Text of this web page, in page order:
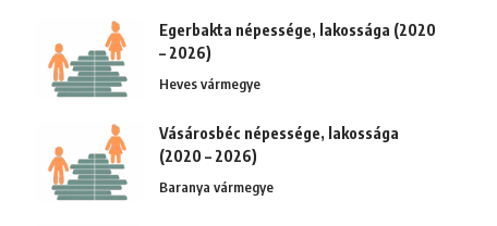
Egerbakta népessége, lakossága (2020
– 2026)
Heves vármegye
Vásárosbéc népessége, lakossága
(2020 – 2026)
Baranya vármegye